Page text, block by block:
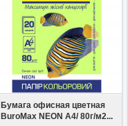
В избранное Сравнить
Бумага офисная цветная
BuroMax NEON A4/ 80г/м2...